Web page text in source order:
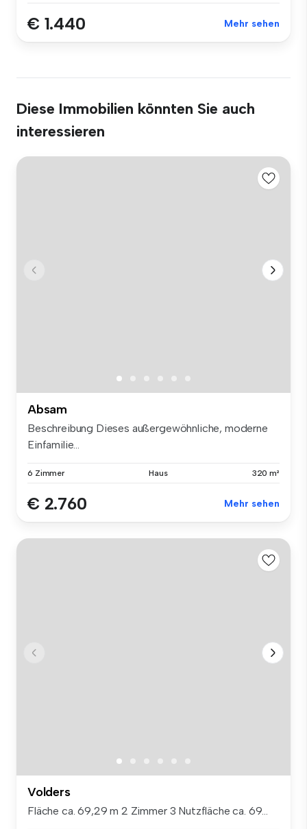
€ 1.440 Mehr sehen
Diese Immobilien könnten Sie auch
interessieren
Absam
Beschreibung Dieses außergewöhnliche, moderne
Einfamilie...
6 Zimmer Haus 320 m²
€ 2.760 Mehr sehen
Volders
Fläche ca. 69,29 m 2 Zimmer 3 Nutzfläche ca. 69...